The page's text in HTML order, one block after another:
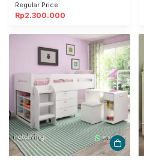
Regular Price
Rp2.300.000